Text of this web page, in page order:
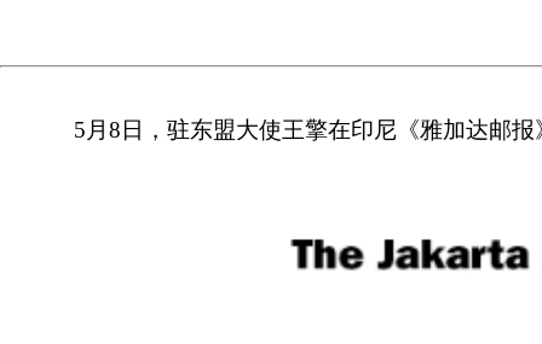
5月8日，驻东盟大使王擎在印尼《雅加达邮